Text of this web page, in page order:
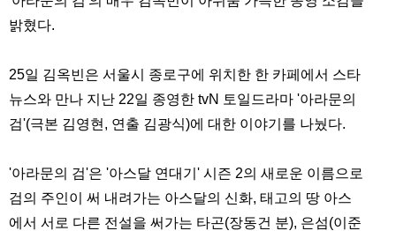
밝혔다.
25일 김옥빈은 서울시 종로구에 위치한 한 카페에서 스타
뉴스와 만나 지난 22일 종영한 tvN 토일드라마 '아라문의
검'(극본 김영현, 연출 김광식)에 대한 이야기를 나눴다.
'아라문의 검'은 '아스달 연대기' 시즌 2의 새로운 이름으로
검의 주인이 써 내려가는 아스달의 신화, 태고의 땅 아스
에서 서로 다른 전설을 써가는 타곤(장동건 분), 은섬(이준